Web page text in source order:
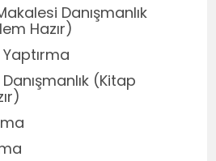
Danışmanlık
Hazır)
(Kitap